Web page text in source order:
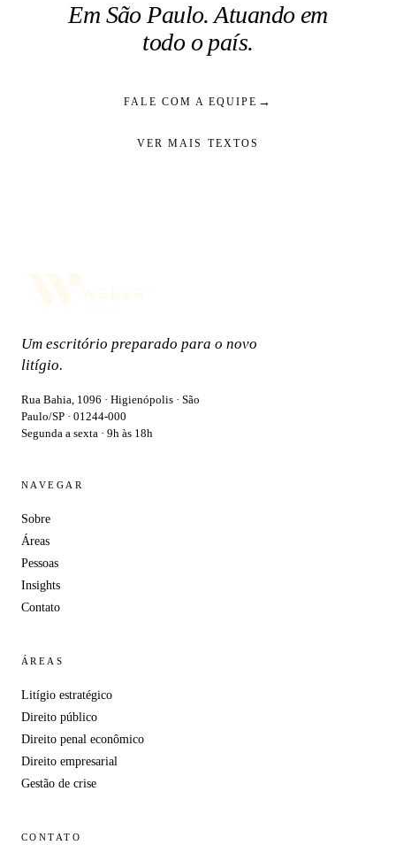
Em São Paulo. Atuando em
todo o país.
FALE COM A EQUIPE →
VER MAIS TEXTOS
Um escritório preparado para o novo
litígio.
Rua Bahia, 1096 · Higienópolis · São
Paulo/SP · 01244-000
Segunda a sexta · 9h às 18h
NAVEGAR
Sobre
Áreas
Pessoas
Insights
Contato
ÁREAS
Litígio estratégico
Direito público
Direito penal econômico
Direito empresarial
Gestão de crise
CONTATO